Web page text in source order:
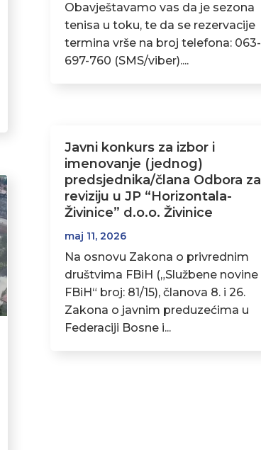
Obavještavamo vas da je sezona
tenisa u toku, te da se rezervacije
termina vrše na broj telefona: 063-
697-760 (SMS/viber)....
Javni konkurs za izbor i
imenovanje (jednog)
predsjednika/člana Odbora za
reviziju u JP “Horizontala-
Živinice” d.o.o. Živinice
maj 11, 2026
Na osnovu Zakona o privrednim
društvima FBiH („Službene novine
FBiH“ broj: 81/15), članova 8. i 26.
Zakona o javnim preduzećima u
Federaciji Bosne i...